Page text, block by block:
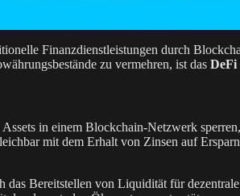
Finanzdienstleistungen durch
zu vermehren, ist das DeFi
in einem Blockchain-Netzwerk
mit dem Erhalt von Zinsen auf
Bereitstellen von Liquidität für